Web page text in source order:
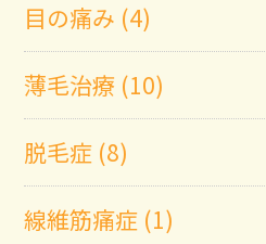
目の痛み (4)
薄毛治療 (10)
脱毛症 (8)
線維筋痛症 (1)